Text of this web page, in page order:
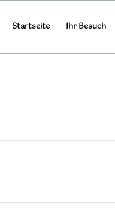
Startseite Ihr Besuch